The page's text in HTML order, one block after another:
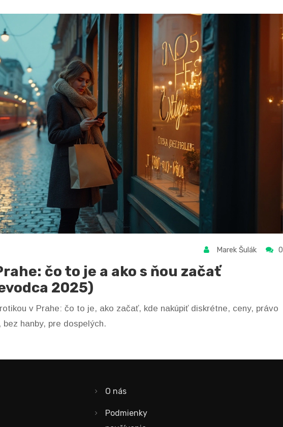
Marek Šulák 0
čo to je a ako s ňou začať
2025)
v Prahe: čo to je, ako začať, kde nakúpiť diskrétne, ceny, právo
hanby, pre dospelých.
O nás
Podmienky